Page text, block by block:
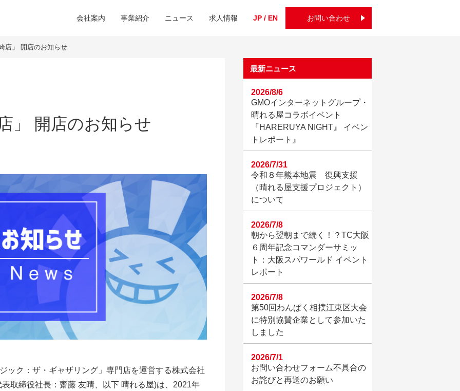
会社案内 事業紹介 ニュース 求人情報 JP / EN お問い合わせ
店」 開店のお知らせ
」 開店のお知らせ
ック：ザ・ギャザリング」専門店を運営する株式会社
取締役社長：齋藤 友晴、以下 晴れる屋)は、2021年
最新ニュース
GMOインターネットグループ・
晴れる屋コラボイベント
『HARERUYA NIGHT』 イベン
トレポート』
2026/8/6
令和８年熊本地震 復興支援
（晴れる屋支援プロジェクト）
について
2026/7/31
朝から翌朝まで続く！？TC大阪
６周年記念コマンダーサミッ
ト：大阪スパワールド イベント
レポート
2026/7/8
第50回わんぱく相撲江東区大会
に特別協賛企業として参加いた
しました
2026/7/8
お問い合わせフォーム不具合の
お詫びと再送のお願い
2026/7/1